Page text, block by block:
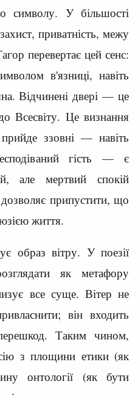
символу. У більшості
приватність, межу
перевертає цей сенс:
в'язниці, навіть
Відчинені двері — це
Всесвіту. Це визнання
ззовні — навіть
гість — є
але мертвий спокій
дозволяє припустити, що
життя.
образ вітру. У поезії
як метафору
все суще. Вітер не
він входить
Таким чином,
з площини етики (як
онтології (як бути